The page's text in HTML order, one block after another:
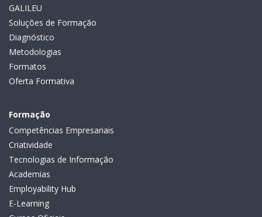
GALILEU
Soluções de Formação
Diagnóstico
Metodologias
Formatos
Oferta Formativa
Formação
Competências Empresariais
Criatividade
Tecnologias de Informação
Academias
Employability Hub
E-Learning